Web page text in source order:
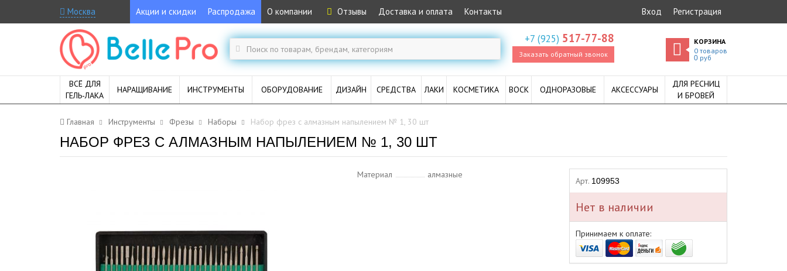
Москва Акции и скидки Распродажа О компании Отзывы Доставка и оплата Контакты Вход Регистрация
+7 (925) 517-77-88
Заказать обратный звонок
КОРЗИНА
0 товаров
0руб
ВСЁ ДЛЯ
ГЕЛЬ-ЛАКА
НАРАЩИВАНИЕ ИНСТРУМЕНТЫ ОБОРУДОВАНИЕ ДИЗАЙН СРЕДСТВА ЛАКИ КОСМЕТИКА ВОСК ОДНОРАЗОВЫЕ АКСЕССУАРЫ
ДЛЯ РЕСНИЦ
И БРОВЕЙ
Главная Инструменты Фрезы Наборы Набор фрез с алмазным напылением № 1, 30 шт
НАБОР ФРЕЗ С АЛМАЗНЫМ НАПЫЛЕНИЕМ № 1, 30 ШТ
Материал алмазные
Арт. 109953
Нет в наличии
Принимаем к оплате: